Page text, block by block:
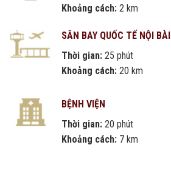
Khoảng cách:2 km
SÂN BAY QUỐC TẾ NỘI BÀI
Thời gian:25 phút
Khoảng cách:20 km
BỆNH VIỆN
Thời gian:20 phút
Khoảng cách:7 km